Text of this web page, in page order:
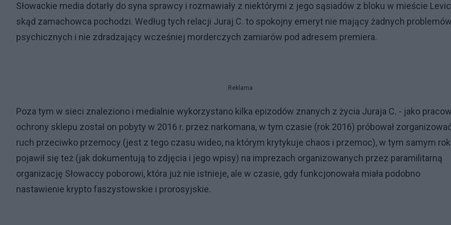
Słowackie media dotarły do syna sprawcy i rozmawiały z niektórymi z jego sąsiadów z bloku w mieście
skąd zamachowca pochodzi. Według tych relacji Juraj C. to spokojny emeryt nie mający żadnych problemów
psychicznych i nie zdradzający wcześniej morderczych zamiarów pod adresem premiera.
Reklama
Poza tym w sieci znaleziono i medialnie wykorzystano kilka epizodów znanych z życia Juraja C. - jako
ochrony sklepu został on pobyty w 2016 r. przez narkomana, w tym czasie (rok 2016) próbował
ruch przeciwko przemocy (jest z tego czasu wideo, na którym krytykuje chaos i przemoc), w tym samym
pojawił się też (jak dokumentują to zdjęcia i jego wpisy) na imprezach organizowanych przez paramilitarną
organizację Słowaccy poborowi, która już nie istnieje, ale w czasie, gdy funkcjonowała miała podobno
nastawienie krypto faszystowskie i prorosyjskie.